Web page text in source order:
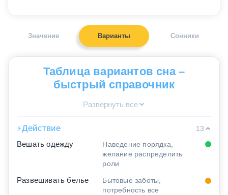
Значение Варианты Сонники
Таблица вариантов сна –
быстрый справочник
Развернуть все
⚡Действие
13
Вешать одежду
Наведение порядка,
желание распределить
роли
Развешивать белье
Бытовые заботы,
потребность все